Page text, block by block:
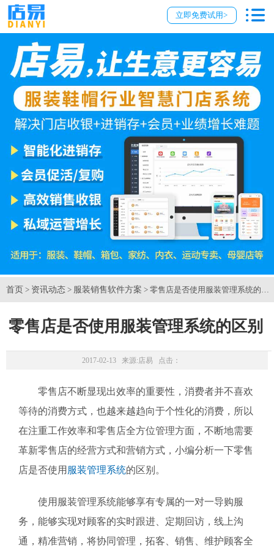
立即免费试用>
首页 > 资讯动态 > 服装销售软件方案 > 零售店是否使用服装管理系统的区
零售店是否使用服装管理系统的区别
2017-02-13 来源:店易 点击：
零售店不断显现出效率的重要性，消费者并不喜欢
等待的消费方式，也越来越趋向于个性化的消费，所以
在注重工作效率和零售店全方位管理方面，不断地需要
革新零售店的经营方式和营销方式，小编分析一下零售
店是否使用 服装管理系统的区别。
使用服装管理系统能够享有专属的一对一导购服
务，能够实现对顾客的实时跟进、定期回访，线上沟
通，精准营销，将协同管理，拓客、销售、维护顾客全